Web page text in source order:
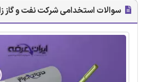
سوالات استخدامی شرکت نفت و گاز